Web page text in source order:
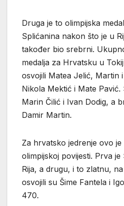
Druga je to olimpijska
Splićanina nakon što je u
također bio srebrni.
medalja za Hrvatsku u
osvojili Matea Jelić, Martin
Nikola Mektić i Mate Pavić.
Marin Čilić i Ivan Dodig, a
Damir Martin.
Za hrvatsko jedrenje ovo
olimpijskoj povijesti. Prva je
Rija, a drugu, i to zlatnu,
osvojili su Šime Fantela i
470.